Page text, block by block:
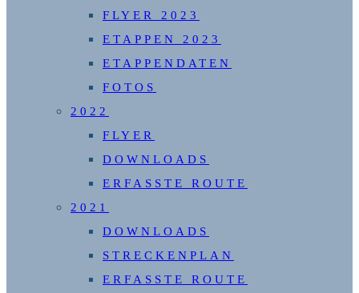
FLYER 2023
ETAPPEN 2023
ETAPPENDATEN
FOTOS
2022
FLYER
DOWNLOADS
ERFASSTE ROUTE
2021
DOWNLOADS
STRECKENPLAN
ERFASSTE ROUTE